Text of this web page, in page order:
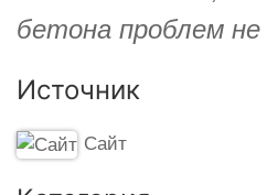
бетона проблем не
Источник
Сайт